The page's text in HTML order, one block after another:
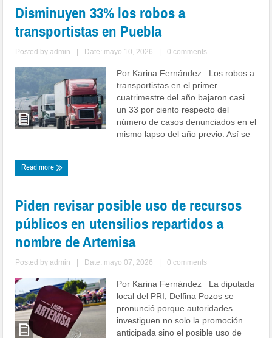
Disminuyen 33% los robos a
transportistas en Puebla
Posted byadmin Date: mayo 10, 2026 0 comments
Por Karina Fernández Los robos a
transportistas en el primer
cuatrimestre del año bajaron casi
un 33 por ciento respecto del
número de casos denunciados en el
mismo lapso del año previo. Así se
Read more
Piden revisar posible uso de recursos
públicos en utensilios repartidos a
nombre de Artemisa
Posted byadmin Date: mayo 07, 2026 0 comments
Por Karina Fernández La diputada
local del PRI, Delfina Pozos se
pronunció porque autoridades
investiguen no solo la promoción
anticipada sino el posible uso de